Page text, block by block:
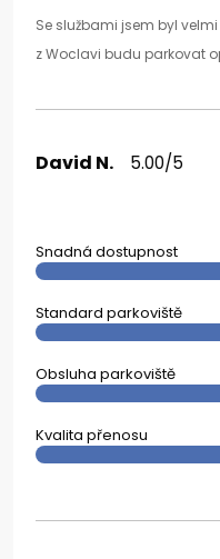
Se službami jsem byl
z Woclavi budu parkovat
David N. 5.00/5
Snadná dostupnost
Standard parkoviště
Obsluha parkoviště
Kvalita přenosu